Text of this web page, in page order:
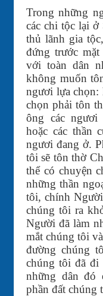
Trong những
các chi tộc lại
thủ lãnh gia
đứng trước
với toàn dân
không muốn
ngươi lựa chọn:
chọn phải tôn
ông các ngươi
hoặc các thần
ngươi đang ở.
tôi sẽ tôn thờ
thể có chuyện
những thần
tôi, chính
chúng tôi ra
Người đã làm
mắt chúng tôi
đường chúng
chúng tôi đã đi
những dân đó
phần đất chúng